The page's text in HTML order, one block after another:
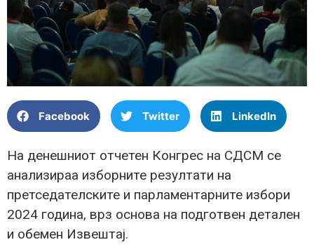
Facebook Twitter LinkedIn
На денешниот отчетен Конгрес на СДСМ се
анализираа изборните резултати на
претседателските и парламентарните избори
2024 година, врз основа на подготвен детален
и обемен Извештај.